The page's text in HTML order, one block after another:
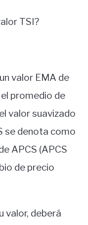
TSI?
valor EMA de
promedio de
valor suavizado
se denota como
APCS (APCS
de precio
valor, deberá